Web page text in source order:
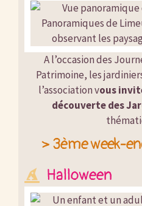
A l’occasion des
Patrimoine, les
l’association vous
découverte des
> 3ème week-
Halloween